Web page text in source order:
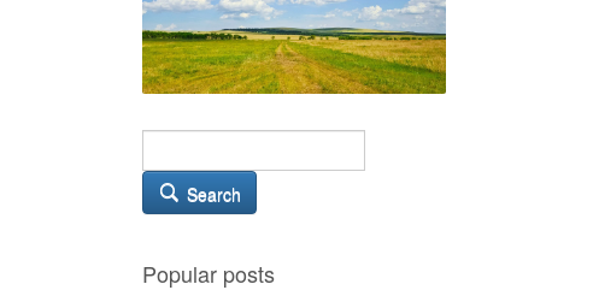
Search
Popular posts